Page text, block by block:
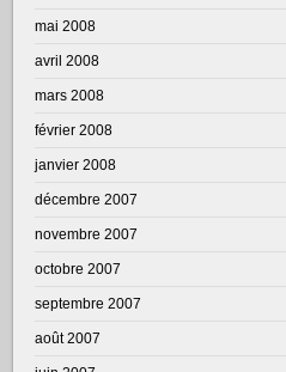
mai 2008
avril 2008
mars 2008
février 2008
janvier 2008
décembre 2007
novembre 2007
octobre 2007
septembre 2007
août 2007